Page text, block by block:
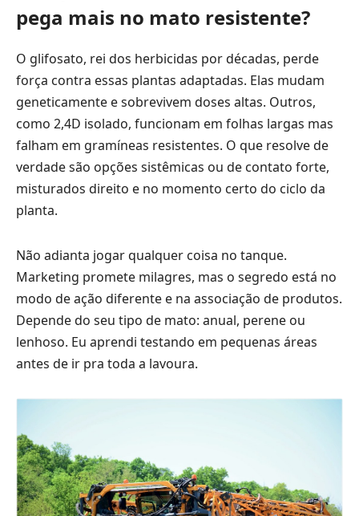
pega mais no mato resistente?
O glifosato, rei dos herbicidas por décadas, perde
força contra essas plantas adaptadas. Elas mudam
geneticamente e sobrevivem doses altas. Outros,
como 2,4D isolado, funcionam em folhas largas mas
falham em gramíneas resistentes. O que resolve de
verdade são opções sistêmicas ou de contato forte,
misturados direito e no momento certo do ciclo da
planta.
Não adianta jogar qualquer coisa no tanque.
Marketing promete milagres, mas o segredo está no
modo de ação diferente e na associação de produtos.
Depende do seu tipo de mato: anual, perene ou
lenhoso. Eu aprendi testando em pequenas áreas
antes de ir pra toda a lavoura.